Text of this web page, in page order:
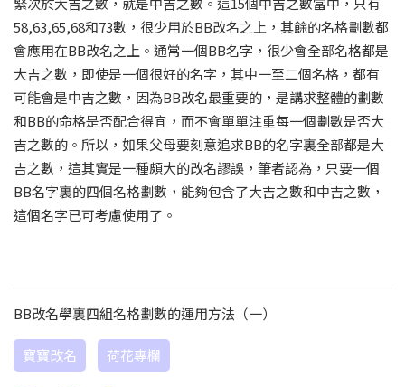
58,63,65,68和73數，很少用於BB改名之上，其餘的名格劃數都
會應用在BB改名之上。通常一個BB名字，很少會全部名格都是
大吉之數，即使是一個很好的名字，其中一至二個名格，都有
可能會是中吉之數，因為BB改名最重要的，是講求整體的劃數
和BB的命格是否配合得宜，而不會單單注重每一個劃數是否大
吉之數的。所以，如果父母要刻意追求BB的名字裏全部都是大
吉之數，這其實是一種頗大的改名謬誤，筆者認為，只要一個
BB名字裏的四個名格劃數，能夠包含了大吉之數和中吉之數，
這個名字已可考慮使用了。
BB改名學裏四組名格劃數的運用方法（一）
寶寶改名 荷花專欄